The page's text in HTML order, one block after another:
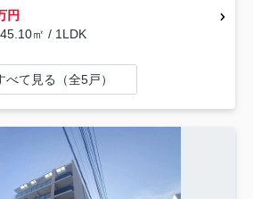
円
㎡ / 1LDK
べて見る（全5戸）